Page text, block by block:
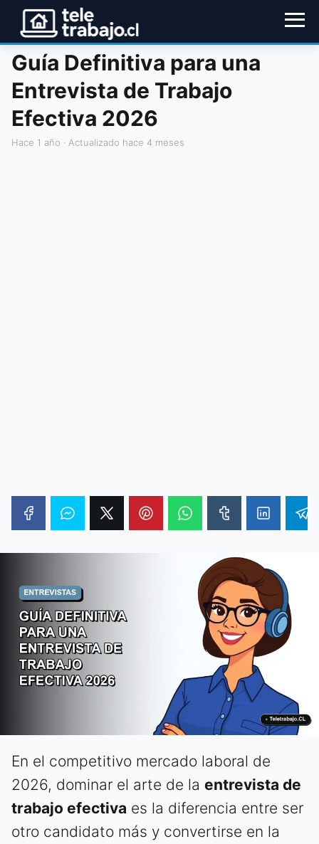
Guía Definitiva para una
Entrevista de Trabajo
Efectiva 2026
hace 1 año · Actualizado hace 4 meses
En el competitivo mercado laboral de
2026, dominar el arte de la entrevista de
trabajo efectiva es la diferencia entre ser
otro candidato más y convertirse en la